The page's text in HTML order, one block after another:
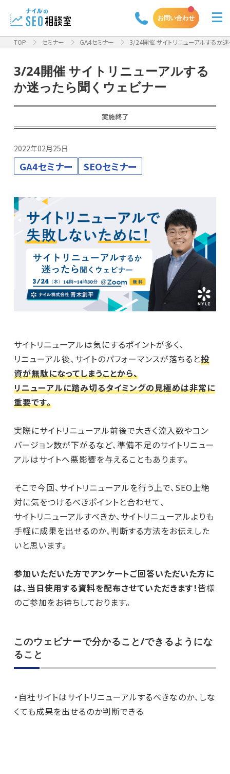
お問い合わせ
TOP セミナー GA4セミナー 3/24開催 サイトリニューアルするか迷
3/24開催 サイトリニューアルする
か迷ったら聞くウェビナー
実施終了
2022年02月25日
GA4セミナー SEOセミナー
サイトリニューアルは気にするポイントが多く、
リニューアル後、サイトのパフォーマンスが落ちると投
資が無駄になってしまうことから、
リニューアルに踏み切るタイミングの見極めは非常に
重要です。
実際にサイトリニューアル前後で大きく流入数やコン
バージョン数が下がるなど、準備不足のサイトリニュー
アルはサイトへ悪影響を与えることもあります。
そこで今回、サイトリニューアルを行う上で、SEO上絶
対に気をつけるべきポイントと合わせて、
サイトリニューアルすべきか、サイトリニューアルよりも
手軽に成果を出せるのか、判断する方法をお伝えした
いと思います。
参加いただいた方でアンケートご回答いただいた方に
は、当日使用する資料を配布させていただきます！皆様
のご参加をお待ちしております。
このウェビナーで分かること/できるようにな
ること
・自社サイトはサイトリニューアルするべきなのか、しな
くても成果を出せるのか判断できる